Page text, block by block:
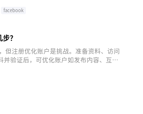
facebook
？
但注册优化账户是挑战。准备资料、访问
验证后，可优化账户如发布内容、互动